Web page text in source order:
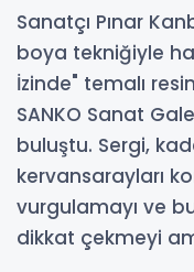
Sanatçı Pınar
boya tekniğiyle
İzinde" temalı
SANKO Sanat
buluştu. Sergi,
kervansarayları
vurgulamayı ve
dikkat çekmeyi